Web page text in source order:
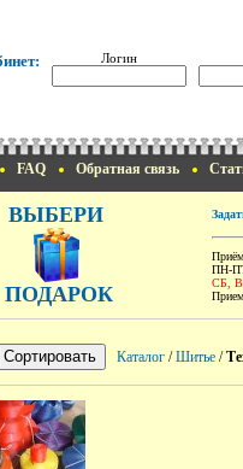
Логин
FAQ Обратная связь
ВЫБЕРИ
ПОДАРОК
ПН-
СБ,
Сортировать Каталог /Шитье /